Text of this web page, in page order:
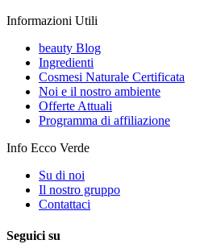
Informazioni Utili
beauty Blog
Ingredienti
Cosmesi Naturale Certificata
Noi e il nostro ambiente
Offerte Attuali
Programma di affiliazione
Info Ecco Verde
Su di noi
Il nostro gruppo
Contattaci
Seguici su